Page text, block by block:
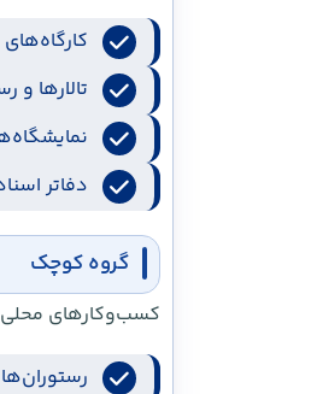
تالارها و
دفاتر
گروه کوچک
کسب‌وکارهای